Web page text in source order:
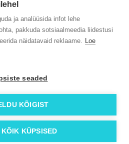
ja analüüsida infot lehe
pakkuda sotsiaalmeedia liidestusi
näidatavaid reklaame. Loe
seaded
KÕIGIST
KÕIK KÜPSISED